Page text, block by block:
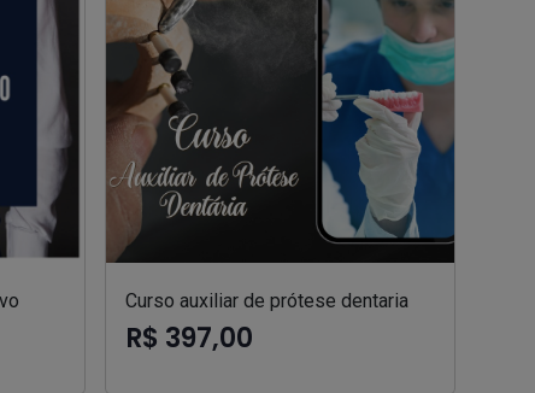
Curso auxiliar de prótese dentaria
R$ 397,00